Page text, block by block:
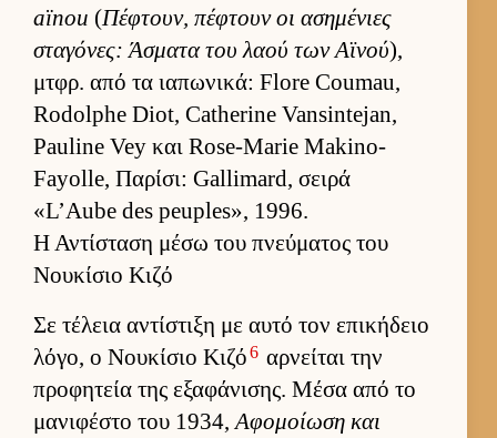
aïnou (Πέφτουν, πέφτουν οι ασημένιες
σταγόνες: Άσματα του λαού των Αϊνού),
μτ­φρ. από τα ια­πωνικά: Flore Coumau,
Rodolphe Diot, Catherine Vansintejan,
Pauline Vey και Rose-Marie Makino-
Fayolle, Παρίσι: Gallimard, σειρά
«L’Aube des peuples», 1996.
Η Αντίσταση μέσω του πνεύματος του
Νουκίσιο Κιζό
Σε τέλεια αντίστιξη με αυτό τον επικήδειο
λόγο, ο Νου­κίσιο Κιζό6 αρ­νεί­ται την
προφητεία της εξαφάνισης. Μέσα από το
μανιφέστο του 1934,Αφομοί­ωση και